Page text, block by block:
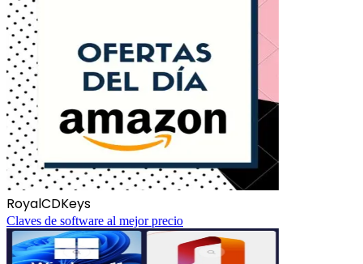
RoyalCDKeys
Claves de software al mejor precio